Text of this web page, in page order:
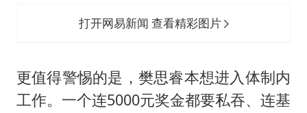
打开网易新闻 查看精彩图片
更值得警惕的是，樊思睿本想进入体制内
工作。一个连5000元奖金都要私吞、连基